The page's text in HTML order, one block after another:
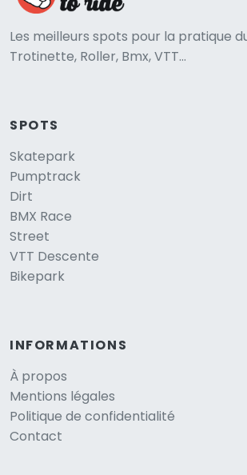
Les meilleurs spots pour la pratique
Trotinette, Roller, Bmx, VTT...
SPOTS
Skatepark
Pumptrack
Dirt
BMX Race
Street
VTT Descente
Bikepark
INFORMATIONS
À propos
Mentions légales
Politique de confidentialité
Contact